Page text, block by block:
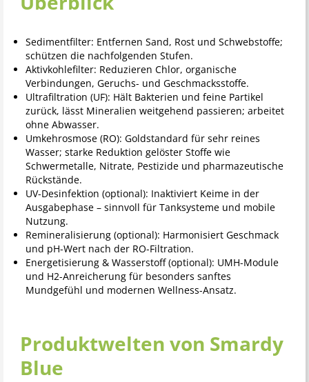
Sedimentfilter: Entfernen Sand, Rost und Schwebstoffe;
schützen die nachfolgenden Stufen.
Aktivkohlefilter: Reduzieren Chlor, organische
Verbindungen, Geruchs- und Geschmacksstoffe.
Ultrafiltration (UF): Hält Bakterien und feine Partikel
zurück, lässt Mineralien weitgehend passieren; arbeitet
ohne Abwasser.
Umkehrosmose (RO): Goldstandard für sehr reines
Wasser; starke Reduktion gelöster Stoffe wie
Schwermetalle, Nitrate, Pestizide und pharmazeutische
Rückstände.
UV-Desinfektion (optional): Inaktiviert Keime in der
Ausgabephase – sinnvoll für Tanksysteme und mobile
Nutzung.
Remineralisierung (optional): Harmonisiert Geschmack
und pH-Wert nach der RO-Filtration.
Energetisierung & Wasserstoff (optional): UMH-Module
und H2-Anreicherung für besonders sanftes
Mundgefühl und modernen Wellness-Ansatz.
Produktwelten von Smardy
Blue